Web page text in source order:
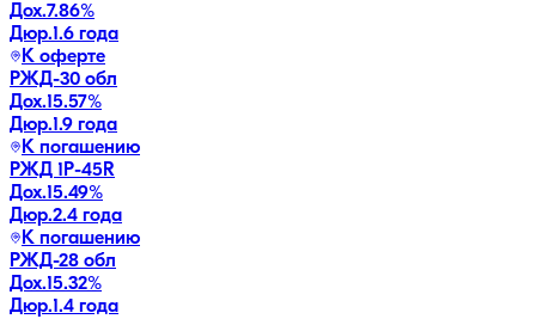
Дох.7.86%
Дюр.1.6 года
К оферте
РЖД-30 обл
Дох.15.57%
Дюр.1.9 года
К погашению
РЖД 1Р-45R
Дох.15.49%
Дюр.2.4 года
К погашению
РЖД-28 обл
Дох.15.32%
Дюр.1.4 года